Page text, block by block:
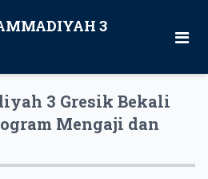
3
3 Gresik Bekali
Mengaji dan